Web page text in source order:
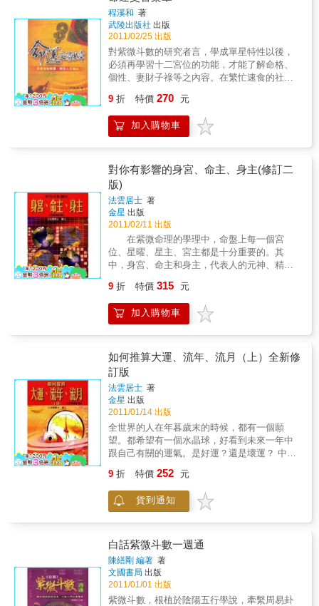
服貼的秘方告訴你，讓你能夠甜蜜長長久久！
程溪和 著
武陵出版社 出版
2011/02/25 出版
對紫微斗數的研究者言，學成單星特性以後，
必須再學習十二宮位的功能，才能了解命格、
個性、妻財子祿等之內容。在繁忙速食的社會
者對紫微斗數的興趣，因此特將宮位的築基工
程與實用性連結，讓各位能一面活用一面打穩
基礎。
9 折 特價 270 元
加入購物車
對你有影響的身宮、命主、身主(修訂二
版)
法雲居士 著
金星 出版
2011/02/11 出版
在紫微命理的學理中，命盤上每一個宮
位、星曜、星主、宮主都是十分重要的。其
中，身宮、命主和身主，代表人的元神、精
半算太陽宮位，是最起碼的算命方式。像身宮
是太陰所管轄的宮位，我們要看人的內在靈
魂，想看此人的前世今生，就不能忽略這些代
上下冊、『羊陀火鈴』、『十干化忌』、
『權、祿、科』、『天空、地劫』、『昌曲左
右』、『紫、廉、武』、『府相同梁』上下
冊、『日月機巨』、『身宮、命主、身主』。
此套書是法雲居士對學習紫微斗數者常忽略或
弄不清星曜特質，常對自己的命格有過高的期
望或過於看輕的解釋，這兩種現象都是不好的
算命方式。因此以這套書來提供大家參考與印
證。
9 折 特價 315 元
加入購物車
如何推算大運、流年、流月（上）全新修
訂版
法雲居士 著
金星 出版
2011/01/14 出版
全世界的人在年暮歲末的時候，都有一個願
望。都希望有一個水晶球，好看到未來一年中
跟自己有關的運氣。是好運？還是壞運？ 中國
間的法寶。在紫微命理中不但可看到你未來一
年的命運，更可以精確的看到你這一生中每一
個時間，年、月、日、時的運氣過程。非常奇
算大運、流年、流月，並且包括流日、流時等
每一個時間點的細節，讓你擁有自己的水晶
球，來洞悉、觀看自己的未來。從精準的預
測，繼而掌握每一個時間關鍵點。
9 折 特價 252 元
貨到通知
白話紫微斗數一週通
陳繕剛 編著 著
文國書局 出版
2011/01/01 出版
紫微斗數，根植於陰陽五行學說，牽繫周易卦